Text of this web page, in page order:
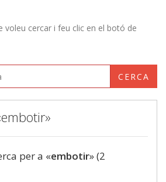
voleu cercar i feu clic en el botó de
CERCA
per a «embotir» (2